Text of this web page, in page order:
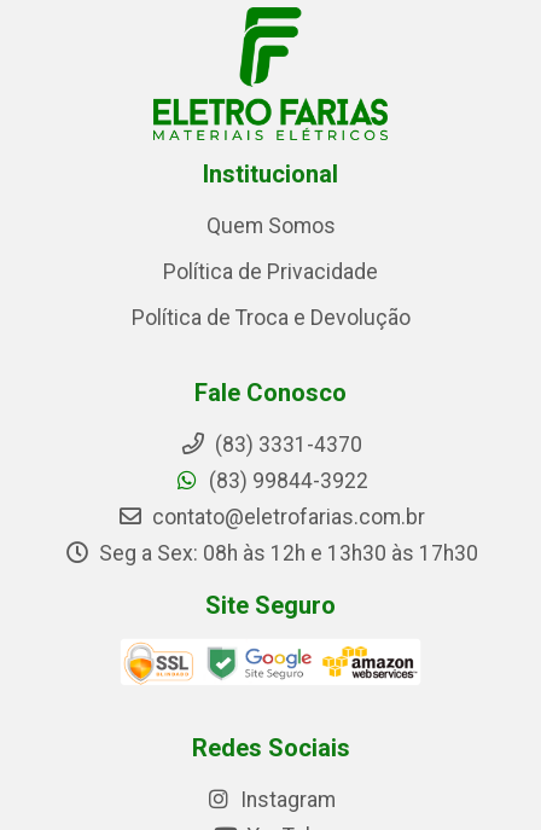
Institucional
Quem Somos
Política de Privacidade
Política de Troca e Devolução
Fale Conosco
(83) 3331-4370
(83) 99844-3922
contato@eletrofarias.com.br
Seg a Sex: 08h às 12h e 13h30 às 17h30
Site Seguro
Redes Sociais
Instagram